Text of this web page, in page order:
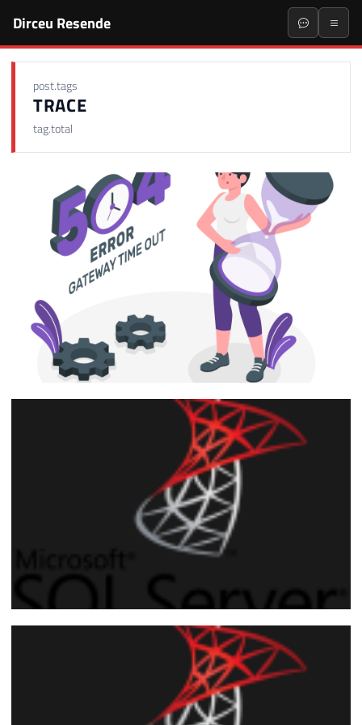
Dirceu Resende
post.tags
TRACE
tag.total
SQL Server - Como identificar timeout ou
conexões interrompidas utilizando
Extended Events (XE) ou SQL Profiler
12 min de leitura
SQL Server - Como identificar e coletar
informações de consultas demoradas
utilizando Trace (SQL Server Profiler)
5 min de leitura